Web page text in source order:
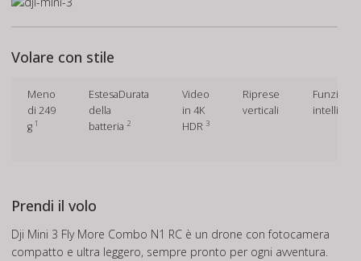
Volare con stile
Meno
di 249
g1
EstesaDurata
della
batteria 2
Video
in 4K
HDR 3
Riprese
verticali
Funzioni
Prendi il volo
Dji Mini 3 Fly More Combo N1 RC è un drone con fotocamera
compatto e ultra leggero, sempre pronto per ogni avventura.